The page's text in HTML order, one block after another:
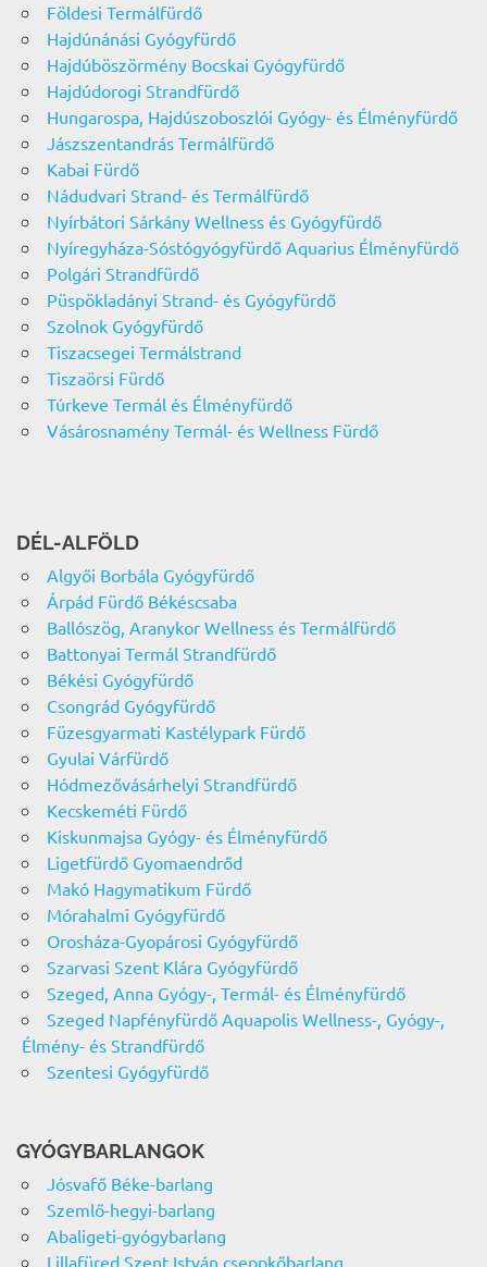
Földesi Termálfürdő
Hajdúnánási Gyógyfürdő
Hajdúböszörmény Bocskai Gyógyfürdő
Hajdúdorogi Strandfürdő
Hungarospa, Hajdúszoboszlói Gyógy- és Élményfürdő
Jászszentandrás Termálfürdő
Kabai Fürdő
Nádudvari Strand- és Termálfürdő
Nyírbátori Sárkány Wellness és Gyógyfürdő
Nyíregyháza-Sóstógyógyfürdő Aquarius Élményfürdő
Polgári Strandfürdő
Püspökladányi Strand- és Gyógyfürdő
Szolnok Gyógyfürdő
Tiszacsegei Termálstrand
Tiszaörsi Fürdő
Túrkeve Termál és Élményfürdő
Vásárosnamény Termál- és Wellness Fürdő
DÉL-ALFÖLD
Algyői Borbála Gyógyfürdő
Árpád Fürdő Békéscsaba
Ballószög, Aranykor Wellness és Termálfürdő
Battonyai Termál Strandfürdő
Békési Gyógyfürdő
Csongrád Gyógyfürdő
Füzesgyarmati Kastélypark Fürdő
Gyulai Várfürdő
Hódmezővásárhelyi Strandfürdő
Kecskeméti Fürdő
Kiskunmajsa Gyógy- és Élményfürdő
Ligetfürdő Gyomaendrőd
Makó Hagymatikum Fürdő
Mórahalmi Gyógyfürdő
Orosháza-Gyopárosi Gyógyfürdő
Szarvasi Szent Klára Gyógyfürdő
Szeged, Anna Gyógy-, Termál- és Élményfürdő
Szeged Napfényfürdő Aquapolis Wellness-, Gyógy-,
Élmény- és Strandfürdő
Szentesi Gyógyfürdő
GYÓGYBARLANGOK
Jósvafő Béke-barlang
Szemlő-hegyi-barlang
Abaligeti-gyógybarlang
Lillafüred Szent István cseppkőbarlang